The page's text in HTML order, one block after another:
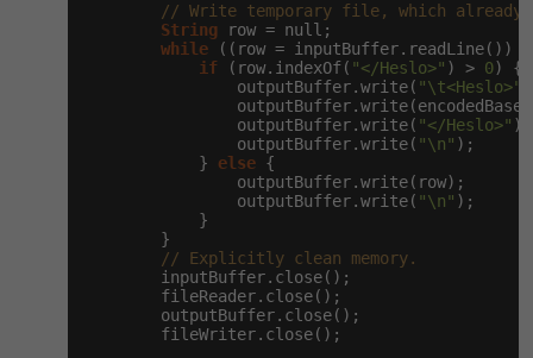
// Write temporary file, which already
String row = null;
while ((row = inputBuffer.readLine())
if (row.indexOf( "</Heslo>" ) > 0) {
                outputBuffer.write(
"\t<Heslo>"
                outputBuffer.write(
"</Heslo>" );
                outputBuffer.write(
"\n" );
            }
else {
                outputBuffer.write(row);
                outputBuffer.write(
"\n" );
            }
        }
// Explicitly clean memory.
        inputBuffer.close();
        fileReader.close();
        outputBuffer.close();
        fileWriter.close();